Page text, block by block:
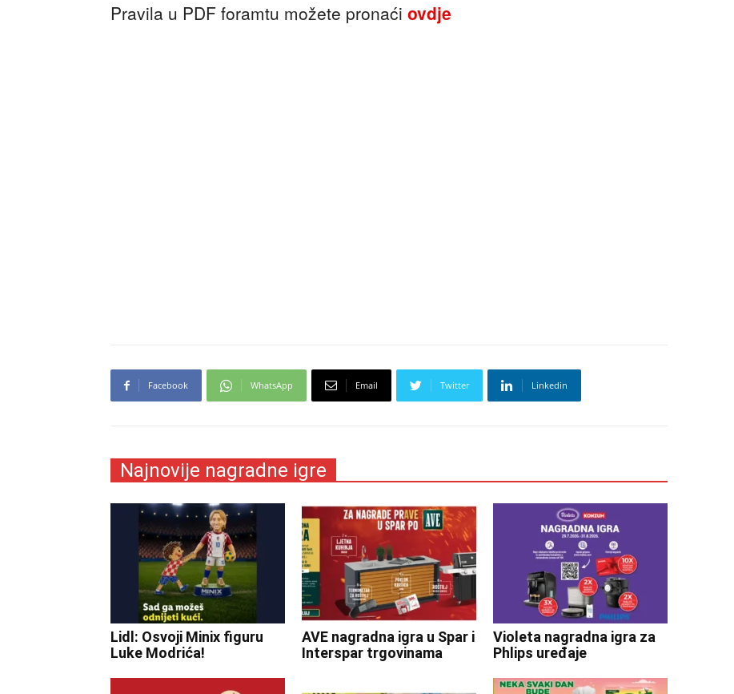
Pravila u PDF foramtu možete pronaći ovdje
Facebook WhatsApp Email Twitter Linkedin
Najnovije nagradne igre
Lidl: Osvoji Minix figuru
Luke Modrića!
AVE nagradna igra u Spar i
Interspar trgovinama
Violeta nagradna igra za
Phlips uređaje